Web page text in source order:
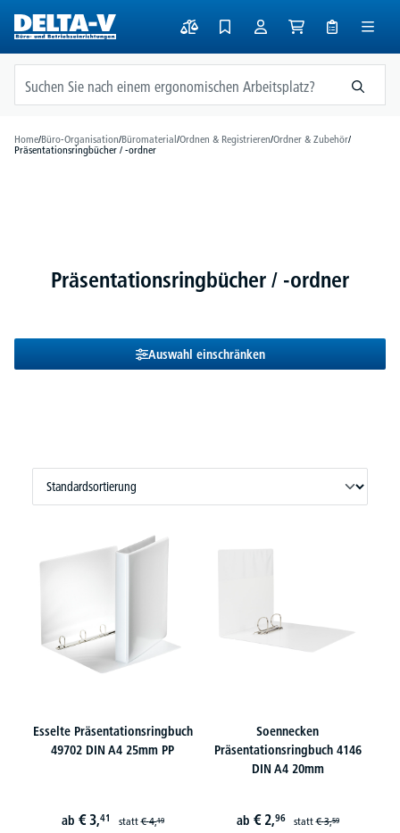
springen
Home/Büro-Organisation/Büromaterial/Ordnen & Registrieren/Ordner & Zubehör/
Präsentationsringbücher / -ordner
Präsentationsringbücher / -ordner
Auswahl einschränken
Esselte Präsentationsringbuch
49702 DIN A4 25mm PP
ab € 3,41 statt€ 4,19
Soennecken
Präsentationsringbuch 4146
DIN A4 20mm
ab € 2,96 statt€ 3,59